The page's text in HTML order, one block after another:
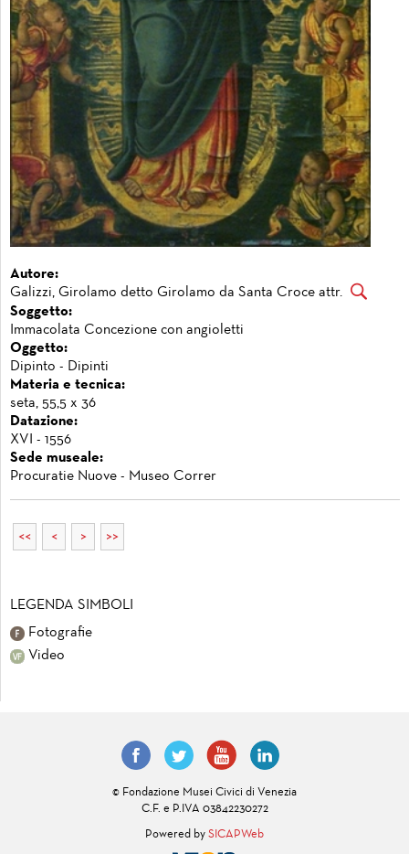
Autore:
Galizzi, Girolamo detto Girolamo da Santa Croce attr.
Soggetto:
Immacolata Concezione con angioletti
Oggetto:
Dipinto - Dipinti
Materia e tecnica:
seta, 55,5 x 36
Datazione:
XVI - 1556
Sede museale:
Procuratie Nuove - Museo Correr
<< < > >>
LEGENDA SIMBOLI
Fotografie
Video
© Fondazione Musei Civici di Venezia
C.F. e P.IVA 03842230272
Powered by SICAPWeb